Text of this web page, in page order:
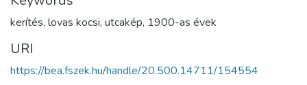
kerítés, lovas kocsi, utcakép, 1900-as évek
URI
https://bea.fszek.hu/handle/20.500.14711/154554